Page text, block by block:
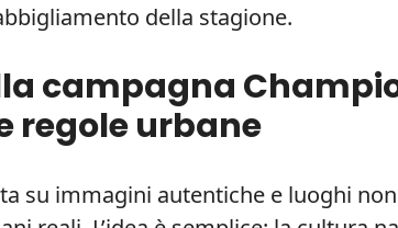
della stagione.
campagna
regole urbane
su immagini autentiche e luoghi